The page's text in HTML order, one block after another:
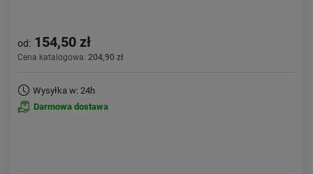
od: 154,50 zł
Cena katalogowa: 204,90 zł
Wysyłka w: 24h
Darmowa dostawa